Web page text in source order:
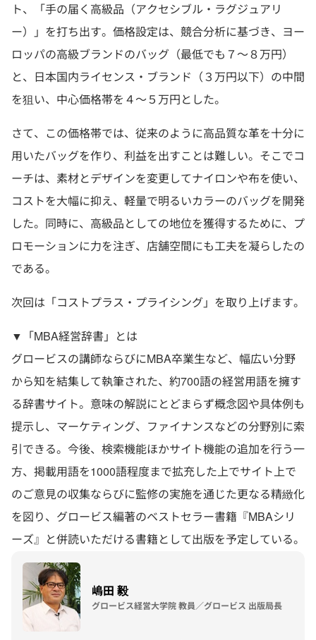
ト、「手の届く高級品（アクセシブル・ラグジュアリ
ー）」を打ち出す。価格設定は、競合分析に基づき、ヨー
ロッパの高級ブランドのバッグ（最低でも７〜８万円）
と、日本国内ライセンス・ブランド（３万円以下）の中間
を狙い、中心価格帯を４〜５万円とした。
さて、この価格帯では、従来のように高品質な革を十分に
用いたバッグを作り、利益を出すことは難しい。そこでコ
ーチは、素材とデザインを変更してナイロンや布を使い、
コストを大幅に抑え、軽量で明るいカラーのバッグを開発
した。同時に、高級品としての地位を獲得するために、プ
ロモーションに力を注ぎ、店舗空間にも工夫を凝らしたの
である。
次回は「コストプラス・プライシング」を取り上げます。
▼「MBA経営辞書」とは
グロービスの講師ならびにMBA卒業生など、幅広い分野
から知を結集して執筆された、約700語の経営用語を擁す
る辞書サイト。意味の解説にとどまらず概念図や具体例も
提示し、マーケティング、ファイナンスなどの分野別に索
引できる。今後、検索機能ほかサイト機能の追加を行う一
方、掲載用語を1000語程度まで拡充した上でサイト上で
のご意見の収集ならびに監修の実施を通じた更なる精緻化
を図り、グロービス編著のベストセラー書籍『MBAシリ
ーズ』と併読いただける書籍として出版を予定している。
嶋田 毅
グロービス経営大学院 教員／グロービス 出版局長